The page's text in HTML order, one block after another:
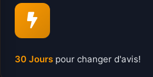
30 Jours pour changer d'avis!